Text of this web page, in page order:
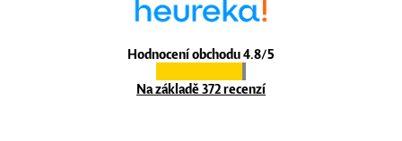
Hodnocení obchodu 4.8/5
Na základě 372 recenzí